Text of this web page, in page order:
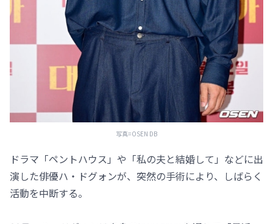
写真=OSEN DB
ドラマ「ペントハウス」や「私の夫と結婚して」などに出
演した俳優ハ・ドグォンが、突然の手術により、しばらく
活動を中断する。